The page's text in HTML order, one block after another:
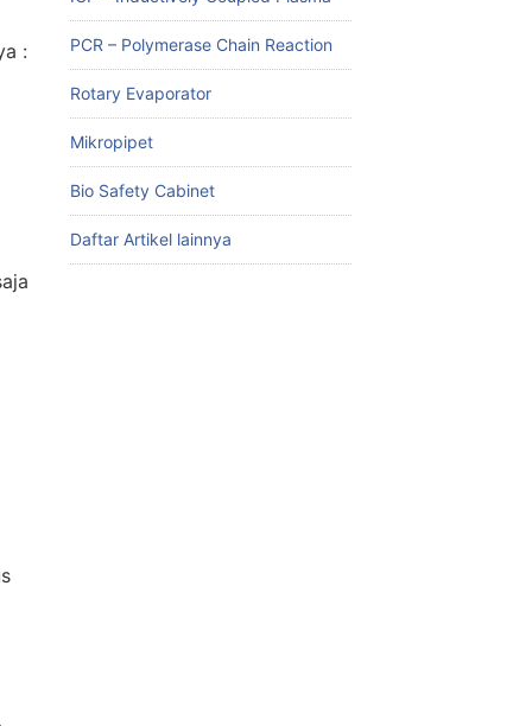
: PCR – Polymerase Chain Reaction
Rotary Evaporator
Mikropipet
Bio Safety Cabinet
Daftar Artikel lainnya